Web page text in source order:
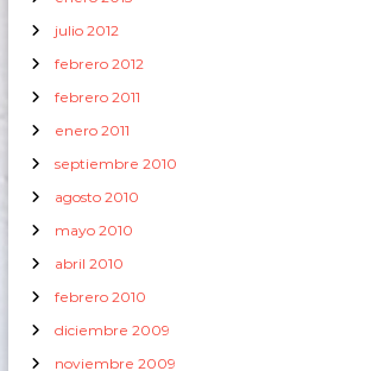
julio 2012
febrero 2012
febrero 2011
enero 2011
septiembre 2010
agosto 2010
mayo 2010
abril 2010
febrero 2010
diciembre 2009
noviembre 2009